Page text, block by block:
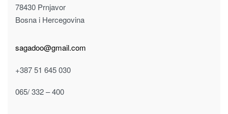
78430 Prnjavor
Bosna i Hercegovina
sagadoo@gmail.com
+387 51 645 030
065/ 332 – 400